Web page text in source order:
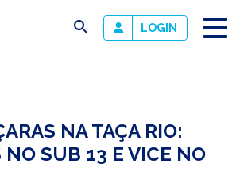
busca LOGIN
NA TAÇA RIO:
NO SUB 13 E VICE NO